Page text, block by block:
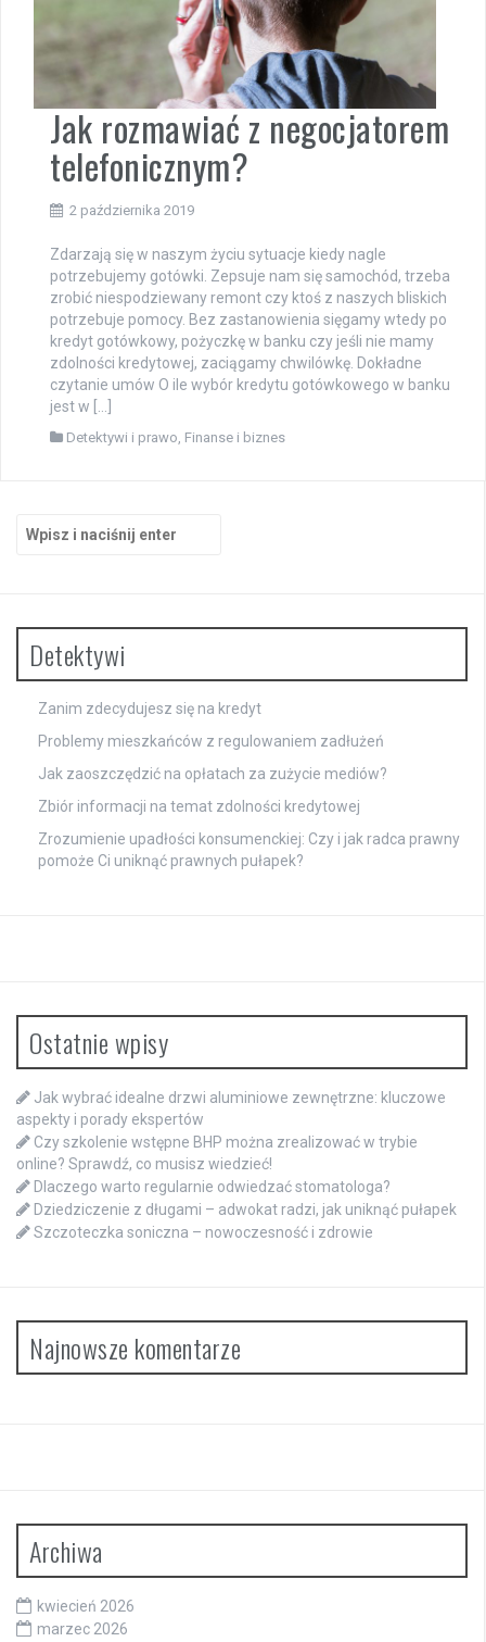
Jak rozmawiać z negocjatorem
telefonicznym?
2 października 2019
Zdarzają się w naszym życiu sytuacje kiedy nagle
potrzebujemy gotówki. Zepsuje nam się samochód, trzeba
zrobić niespodziewany remont czy ktoś z naszych bliskich
potrzebuje pomocy. Bez zastanowienia sięgamy wtedy po
kredyt gotówkowy, pożyczkę w banku czy jeśli nie mamy
zdolności kredytowej, zaciągamy chwilówkę. Dokładne
czytanie umów O ile wybór kredytu gotówkowego w banku
jest w […]
Detektywi i prawo, Finanse i biznes
Detektywi
Zanim zdecydujesz się na kredyt
Problemy mieszkańców z regulowaniem zadłużeń
Jak zaoszczędzić na opłatach za zużycie mediów?
Zbiór informacji na temat zdolności kredytowej
Zrozumienie upadłości konsumenckiej: Czy i jak radca prawny
pomoże Ci uniknąć prawnych pułapek?
Ostatnie wpisy
Jak wybrać idealne drzwi aluminiowe zewnętrzne: kluczowe
aspekty i porady ekspertów
Czy szkolenie wstępne BHP można zrealizować w trybie
online? Sprawdź, co musisz wiedzieć!
Dlaczego warto regularnie odwiedzać stomatologa?
Dziedziczenie z długami – adwokat radzi, jak uniknąć pułapek
Szczoteczka soniczna – nowoczesność i zdrowie
Najnowsze komentarze
Archiwa
kwiecień 2026
marzec 2026